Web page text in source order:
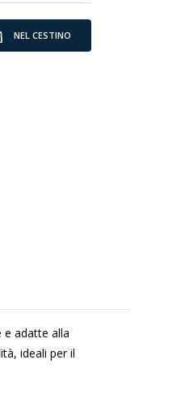
NEL CESTINO
e adatte alla
ideali per il